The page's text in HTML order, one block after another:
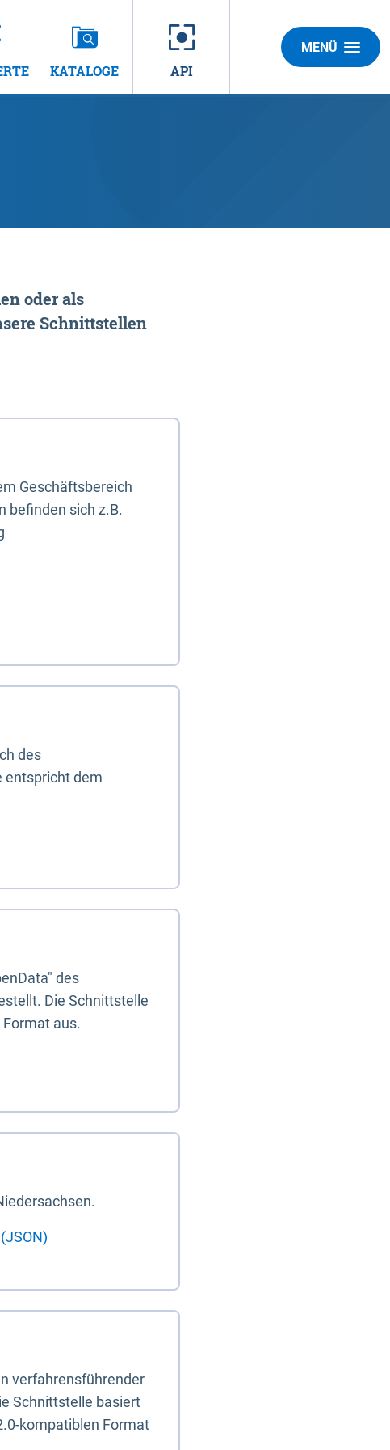
KATALOGE API
MENÜ
oder als
Schnittstellen
Geschäftsbereich
befinden sich z.B.
des
entspricht dem
des
Die Schnittstelle
aus.
verfahrensführender
Schnittstelle basiert
kompatiblen Format